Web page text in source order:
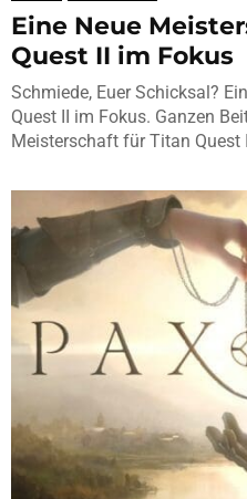
Eine Neue
Quest II im Fokus
Schmiede, Euer Schicksal?
Quest II im Fokus. Ganzen
Meisterschaft für Titan Quest